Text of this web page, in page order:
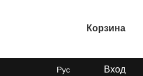
Корзина
Рус Вход